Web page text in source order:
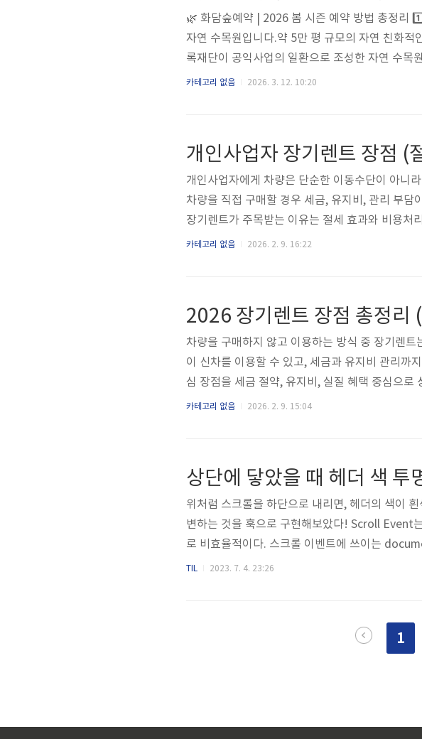
🌿 화담숲예약 | 2026 봄 시즌 예약 방법 총정리
자연 수목원입니다.약 5만 평 규모의 자연 친화적
록재단이 공익사업의 일환으로 조성한 자연 수목
5만 평 규모로 조성되었으며, 정식 개원은 2013
카테고리 없음 2026. 3. 12. 10:20
개인사업자 장기렌트 장점 (
개인사업자에게 차량은 단순한 이동수단이 아니
차량을 직접 구매할 경우 세금, 유지비, 관리 부담
장기렌트가 주목받는 이유는 절세 효과와 비용처
주기 때문이다.개인사업자 절세에 유리한 장기렌
용처리와 증빙 관리의 편의성장기렌트는 매월 발
카테고리 없음 2026. 2. 9. 16:22
2026 장기렌트 장점 총정리
차량을 구매하지 않고 이용하는 방식 중 장기렌
이 신차를 이용할 수 있고, 세금과 유지비 관리까
심 장점을 세금 절약, 유지비, 실질 혜택 중심으
장점은 세금 구조에서 발생한다. 차량의 소유권이
카테고리 없음 2026. 2. 9. 15:04
위처럼 스크롤을 하단으로 내리면, 헤더의 색이
변하는 것을 훅으로 구현해보았다! Scroll Event
로 비효율적이다. 스크롤 이벤트에 쓰이는
t.offsetHeight는 reflow를 일으켜서 성능상 좋지
제공하고 있다. scroll 이벤트와 다르게 교차 시 비
TIL 2023. 7. 4. 23:26
1